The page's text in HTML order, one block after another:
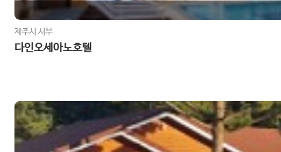
제주시 서부
다인오세아노호텔